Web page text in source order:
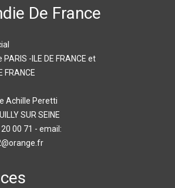
De France
-ILE DE FRANCE et
FRANCE
Achille Peretti
SUR SEINE
00 71 - email: